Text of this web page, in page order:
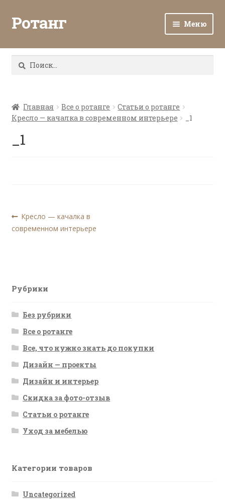
Ротанг Меню
Каталог
Все о ротанге
Найти:
Главная Все о ротанге
Статьи о ротанге
Кресло — качалка в современном интерьере
_1
_1
Навигация
по
Предыдущая
запись:
Кресло — качалка в
современном интерьере
Рубрики
Без рубрики
Все о ротанге
Все, что нужно знать до покупки
Дизайн — проекты
Дизайн и интерьер
Скидка за фото-отзыв
Статьи о ротанге
Уход за мебелью
Категории товаров
Uncategorized